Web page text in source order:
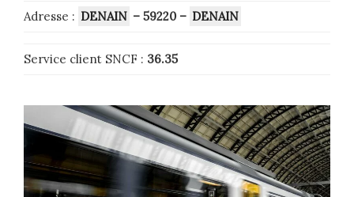
Adresse : DENAIN – 59220 – DENAIN
Service client SNCF : 36.35